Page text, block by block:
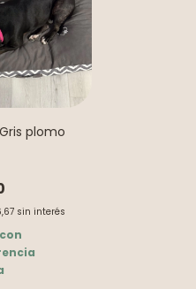
plomo
sin interés
con